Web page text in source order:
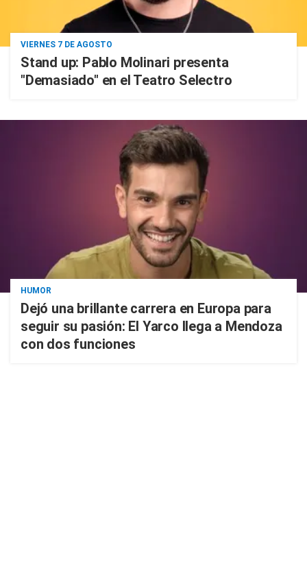
VIERNES 7 DE AGOSTO
Stand up: Pablo Molinari presenta
"Demasiado" en el Teatro Selectro
HUMOR
Dejó una brillante carrera en Europa para
seguir su pasión: El Yarco llega a Mendoza
con dos funciones